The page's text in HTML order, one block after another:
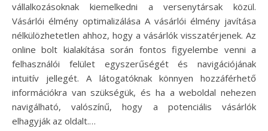
vállalkozásoknak kiemelkedni a versenytársak közül.
Vásárlói élmény optimalizálása A vásárlói élmény javítása
nélkülözhetetlen ahhoz, hogy a vásárlók visszatérjenek. Az
online bolt kialakítása során fontos figyelembe venni a
felhasználói felület egyszerűségét és navigációjának
intuitív jellegét. A látogatóknak könnyen hozzáférhető
információkra van szükségük, és ha a weboldal nehezen
navigálható, valószínű, hogy a potenciális vásárlók
elhagyják az oldalt.…